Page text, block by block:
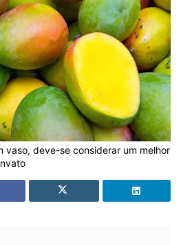
vaso, deve-se considerar um melhor